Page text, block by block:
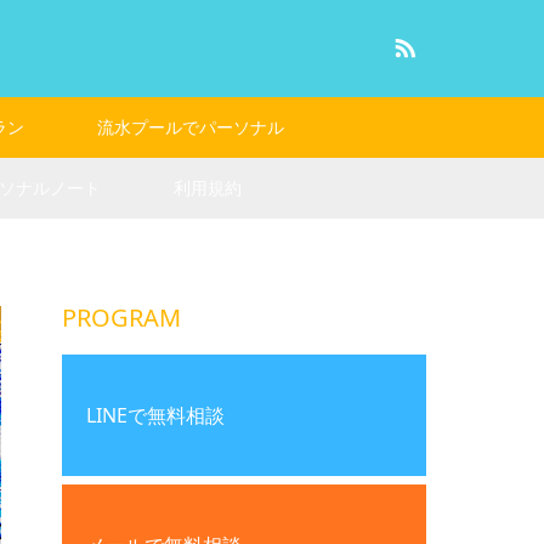
ン 流水プールでパーソナル
PROGRAM
LINEで無料相談